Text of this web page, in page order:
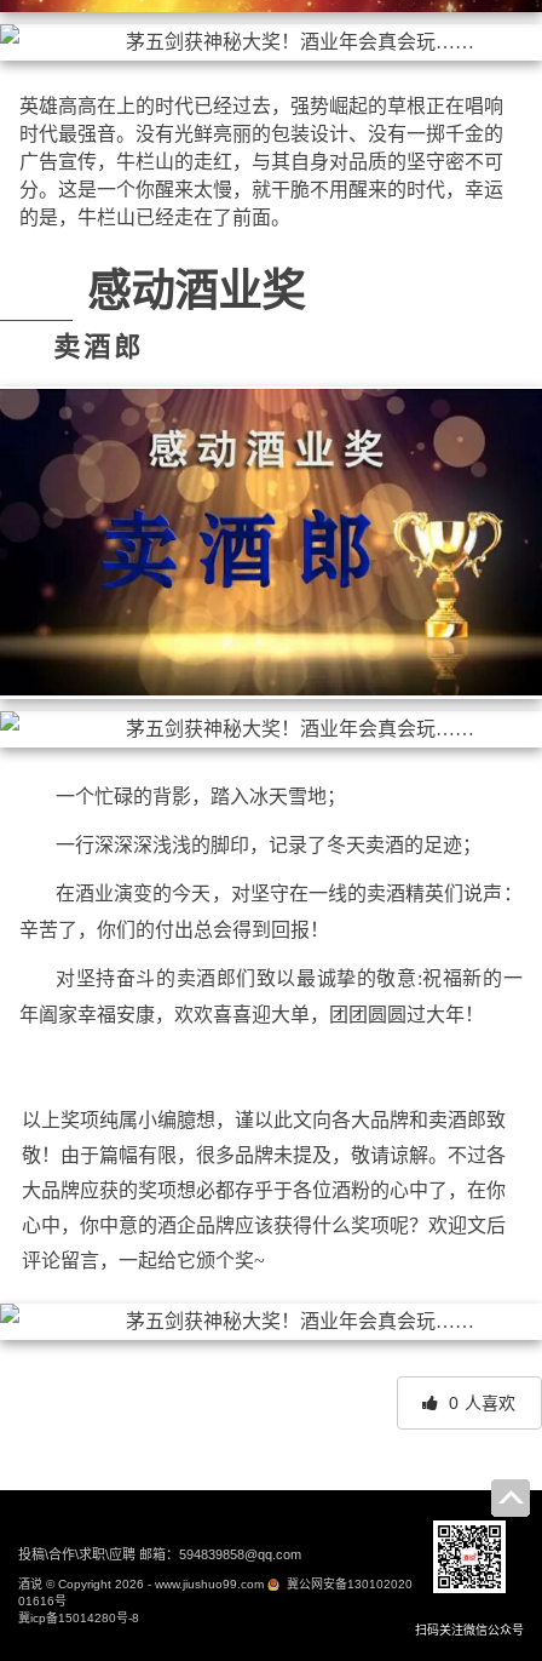
英雄高高在上的时代已经过去，强势崛起的草根正在唱响
时代最强音。没有光鲜亮丽的包装设计、没有一掷千金的
广告宣传，牛栏山的走红，与其自身对品质的坚守密不可
分。这是一个你醒来太慢，就干脆不用醒来的时代，幸运
的是，牛栏山已经走在了前面。
感动酒业奖
卖酒郎
一个忙碌的背影，踏入冰天雪地；
一行深深深浅浅的脚印，记录了冬天卖酒的足迹；
在酒业演变的今天，对坚守在一线的卖酒精英们说声：
辛苦了，你们的付出总会得到回报！
对坚持奋斗的卖酒郎们致以最诚挚的敬意:祝福新的一
年阖家幸福安康，欢欢喜喜迎大单，团团圆圆过大年！
以上奖项纯属小编臆想，谨以此文向各大品牌和卖酒郎致
敬！由于篇幅有限，很多品牌未提及，敬请谅解。不过各
大品牌应获的奖项想必都存乎于各位酒粉的心中了，在你
心中，你中意的酒企品牌应该获得什么奖项呢？欢迎文后
评论留言，一起给它颁个奖~
0 人喜欢
文
投稿\合作\求职\应聘 邮箱：594839858@qq.com
酒说 © Copyright 2026 - www.jiushuo99.com
冀公网安备130102020
01616号
冀icp备15014280号-8
扫码关注微信公众号